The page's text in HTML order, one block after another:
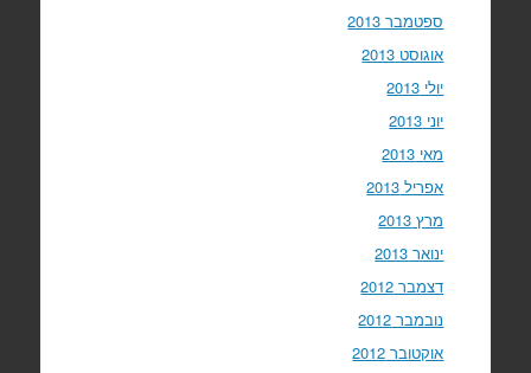
ספטמבר 2013
אוגוסט 2013
יולי 2013
יוני 2013
מאי 2013
אפריל 2013
מרץ 2013
ינואר 2013
דצמבר 2012
נובמבר 2012
אוקטובר 2012